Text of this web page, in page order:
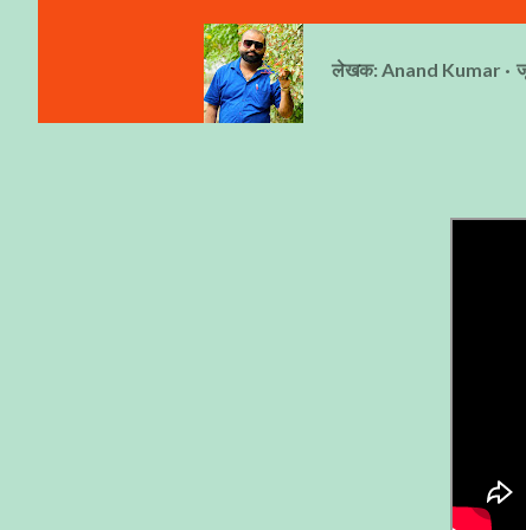
लेखक: Anand Kumar